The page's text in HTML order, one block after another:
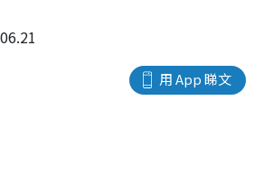
用 App 睇文